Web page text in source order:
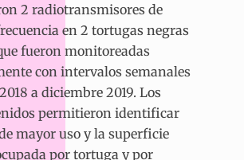
2 radiotransmisores de
en 2 tortugas negras
fueron monitoreadas
con intervalos semanales
a diciembre 2019. Los
permitieron identificar
mayor uso y la superficie
por tortuga y por